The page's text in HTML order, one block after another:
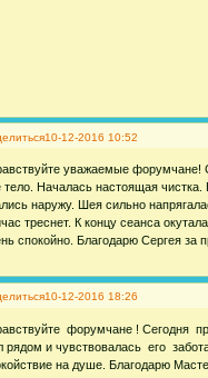
10-12-2016 10:52
уважаемые форумчане!
тело. Началась настоящая
наружу. Шея сильно
треснет. К концу сеанса
спокойно. Благодарю Сергея за
10-12-2016 18:26
форумчане ! Сегодня
рядом и чувствовалась его
на душе. Благодарю